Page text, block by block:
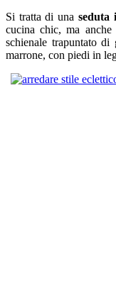
Si tratta di una seduta
cucina chic, ma
schienale trapuntato
marrone, con piedi in